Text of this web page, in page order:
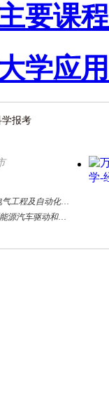
要课
学应用
报考
工程及自动化学院
汽车驱动和充电